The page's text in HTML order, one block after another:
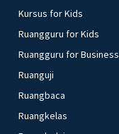
Kursus for Kids
Ruangguru for Kids
Ruangguru for Business
Ruanguji
Ruangbaca
Ruangkelas